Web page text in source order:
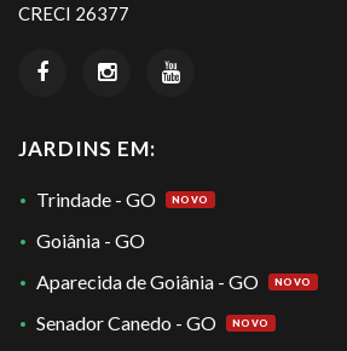
CRECI 26377
JARDINS EM:
Trindade - GO NOVO
Goiânia - GO
Aparecida de Goiânia - GO
NOVO
Senador Canedo - GO NOVO